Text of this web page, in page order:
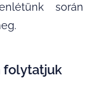
során
folytatjuk